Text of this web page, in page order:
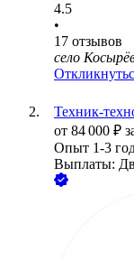
4.5
•
17 отзывов
село
Техник-
от 84 000 ₽
Опыт 1-3
Выплаты: